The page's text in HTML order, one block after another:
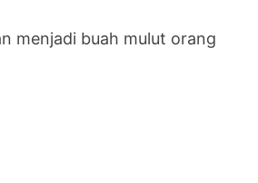
menjadi buah mulut orang